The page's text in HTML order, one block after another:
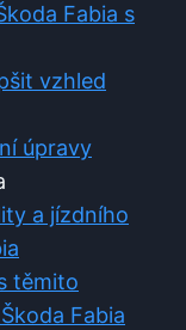
Fabia s
vzhled
úpravy
a jízdního
těmito
Fabia